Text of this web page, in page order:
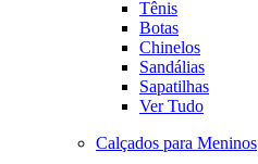
Tênis
Botas
Chinelos
Sandálias
Sapatilhas
Ver Tudo
Calçados para Meninos